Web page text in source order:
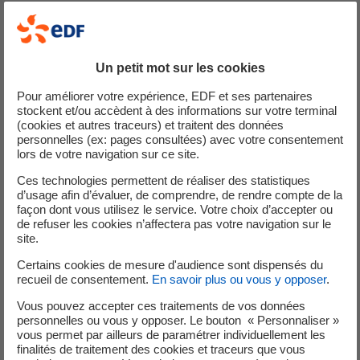
Les indices ICHTrev-TS, FM0ABE00000005M vous
permettront de calculer votre facture pour l’électricité
Consulter l’évolution des indices
XLSX - 107,64 Ko
En avril 2009, l'INSEE a supprimé l'indice PPEI pour le
remplacer par le FM0ABE0000, avec un coefficient de
raccord de 1,064 (le nouvel indice est égal à l'ancien divisé
par 1,064). Ainsi l’indice FM0ABE0000 est multiplié par
1,064 dans le calcul du coefficient L.
En juillet 2009, l'INSEE a supprimé l'indice ICHTTS1 pour le
Un petit mot sur les cookies
Pour améliorer votre expérience, EDF et ses partenaires
stockent et/ou accèdent à des informations sur votre terminal
(cookies et autres traceurs) et traitent des données
personnelles (ex: pages consultées) avec votre consentement
lors de votre navigation sur ce site.
Ces technologies permettent de réaliser des statistiques
d’usage afin d’évaluer, de comprendre, de rendre compte de la
façon dont vous utilisez le service. Votre choix d’accepter ou
de refuser les cookies n’affectera pas votre navigation sur le
site.
Certains cookies de mesure d'audience sont dispensés du
recueil de consentement. En savoir plus ou vous y opposer.
Vous pouvez accepter ces traitements de vos données
personnelles ou vous y opposer. Le bouton « Personnaliser »
vous permet par ailleurs de paramétrer individuellement les
finalités de traitement des cookies et traceurs que vous